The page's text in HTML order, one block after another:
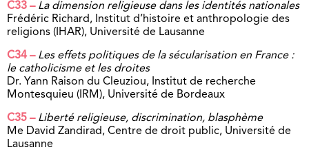
C33 –La dimension religieuse dans les identités nationales
Frédéric Richard, Institut d’histoire et anthropologie des
religions (IHAR), Université de Lausanne
C34 – Les effets politiques de la sécularisation en France :
le catholicisme et les droites
Dr. Yann Raison du Cleuziou, Institut de recherche
Montesquieu (IRM), Université de Bordeaux
C35 – Liberté religieuse, discrimination, blasphème
Me David Zandirad, Centre de droit public, Université de
Lausanne